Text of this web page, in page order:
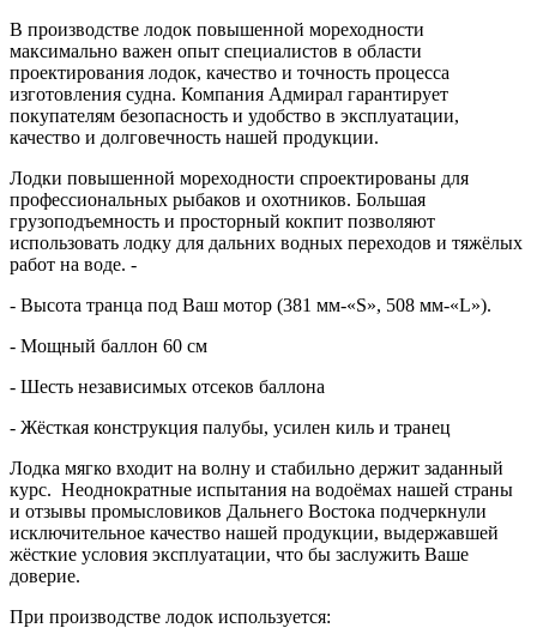
В производстве лодок повышенной мореходности
максимально важен опыт специалистов в области
проектирования лодок, качество и точность процесса
изготовления судна. Компания Адмирал гарантирует
покупателям безопасность и удобство в эксплуатации,
качество и долговечность нашей продукции.
Лодки повышенной мореходности спроектированы для
профессиональных рыбаков и охотников. Большая
грузоподъемность и просторный кокпит позволяют
использовать лодку для дальних водных переходов и тяжёлых
работ на воде. -
- Высота транца под Ваш мотор (381 мм-«S», 508 мм-«L»).
- Мощный баллон 60 см
- Шесть независимых отсеков баллона
- Жёсткая конструкция палубы, усилен киль и транец
Лодка мягко входит на волну и стабильно держит заданный
курс. Неоднократные испытания на водоёмах нашей страны
и отзывы промысловиков Дальнего Востока подчеркнули
исключительное качество нашей продукции, выдержавшей
жёсткие условия эксплуатации, что бы заслужить Ваше
доверие.
При производстве лодок используется: